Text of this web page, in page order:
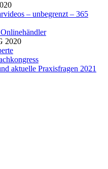
– unbegrenzt – 365
2020
aktuelle Praxisfragen 2021